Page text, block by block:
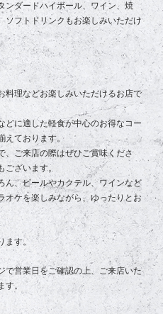
ンダードハイボール、ワイン、焼
ソフトドリンクもお楽しみいただけ
料理などお楽しみいただけるお店で
どに適した軽食が中心のお得なコー
えております。
、ご来店の際はぜひご賞味くださ
ざいます。
ん、ビールやカクテル、ワインなど
オケを楽しみながら、ゆったりとお
ます。
営業日をご確認の上、ご来店いた
。